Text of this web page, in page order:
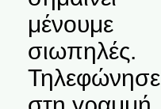
μένουμε
σιωπηλές.
Τηλεφώνησε